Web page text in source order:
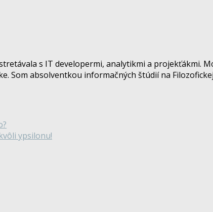
s IT developermi, analytikmi a projekťákmi.
Som absolventkou informačných štúdií na
ypsilonu!